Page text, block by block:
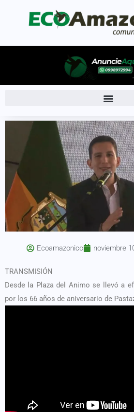
Ecoamazonico noviembre
TRANSMISIÓN
Desde la Plaza del Animo se llevó a
por los 66 años de aniversario de